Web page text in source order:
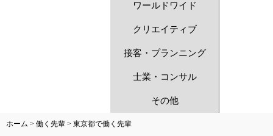
ワールドワイド
クリエイティブ
接客・プランニング
士業・コンサル
その他
ホーム > 働く先輩 > 東京都で働く先輩